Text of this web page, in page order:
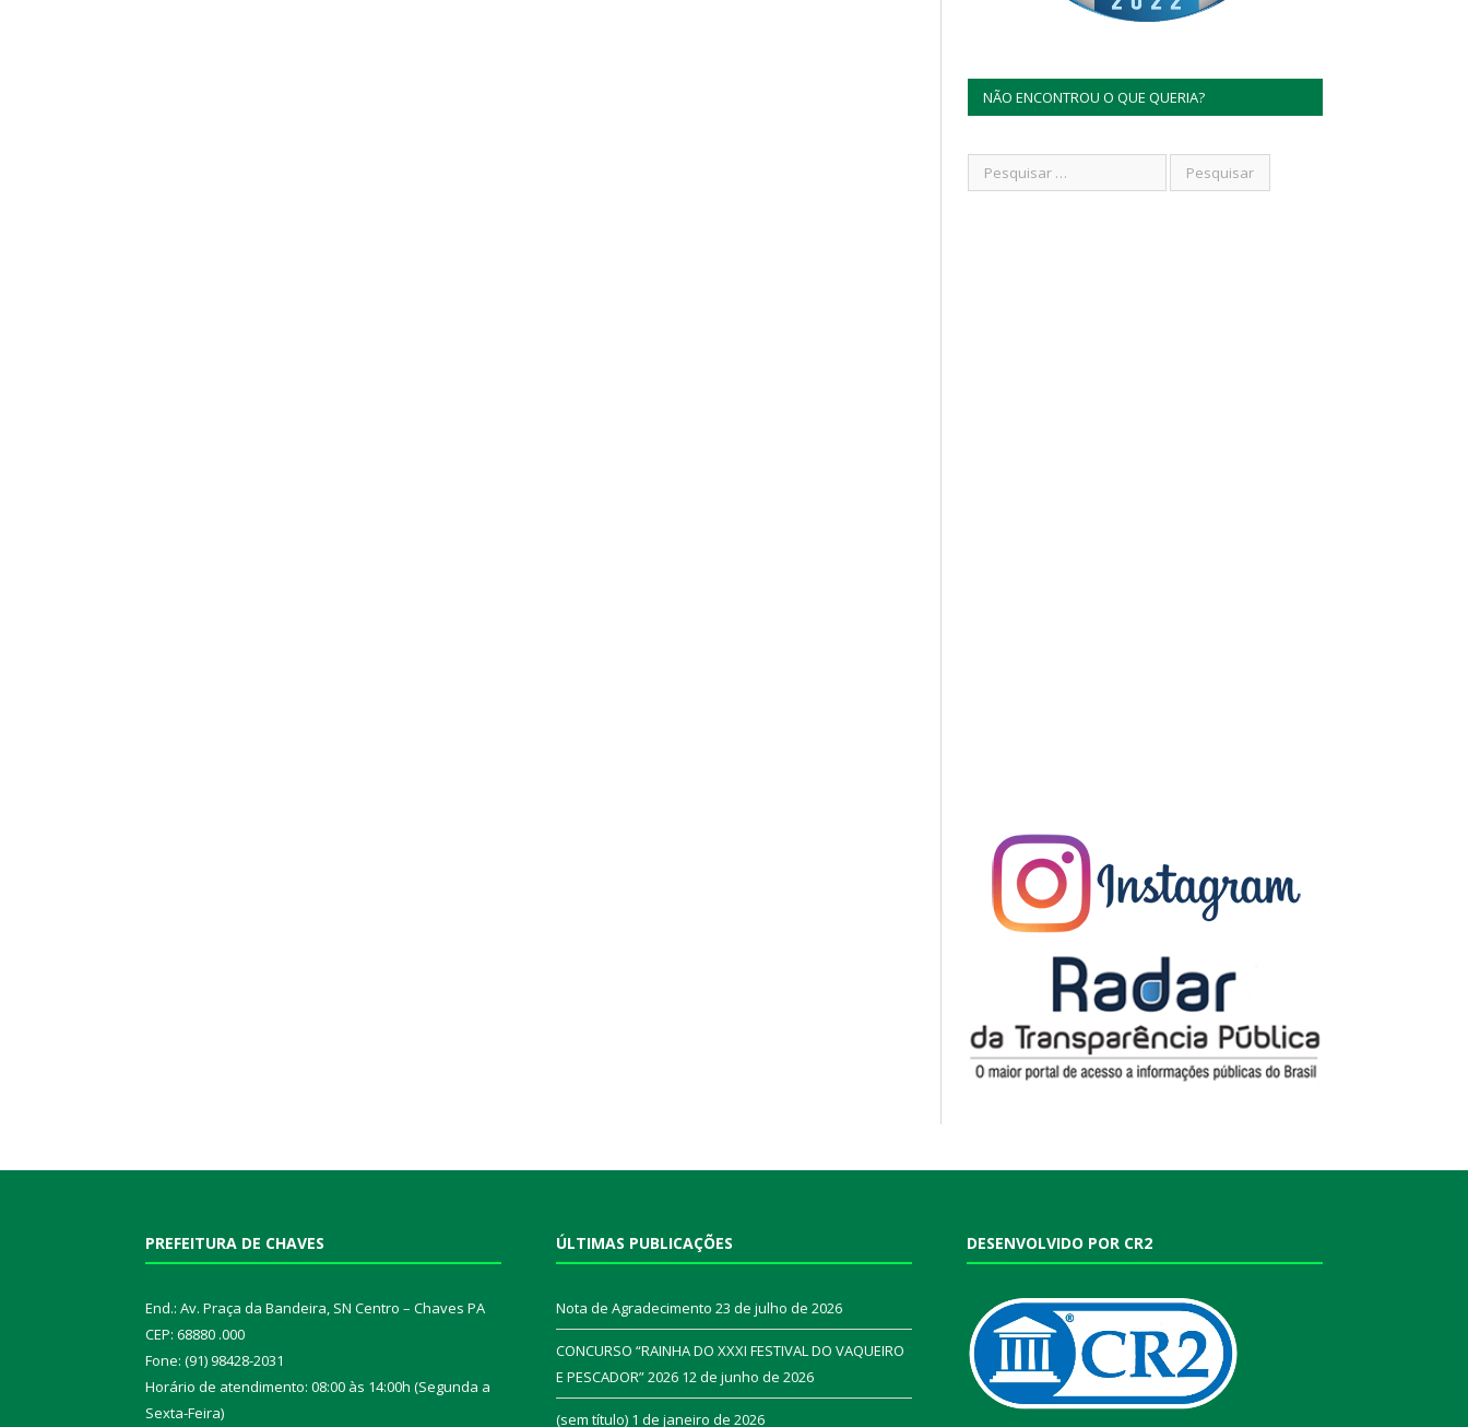
NÃO ENCONTROU O QUE QUERIA?
PREFEITURA DE CHAVES
End.: Av. Praça da Bandeira, SN Centro – Chaves PA
CEP: 68880 .000
Fone: (91) 98428-2031
Horário de atendimento: 08:00 às 14:00h (Segunda a
Sexta-Feira)
ÚLTIMAS PUBLICAÇÕES
Nota de Agradecimento 23 de julho de 2026
CONCURSO “RAINHA DO XXXI FESTIVAL DO VAQUEIRO
E PESCADOR” 2026 12 de junho de 2026
(sem título) 1 de janeiro de 2026
DESENVOLVIDO POR CR2